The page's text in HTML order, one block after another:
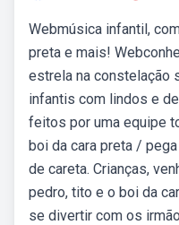
Webmúsica infantil,
preta e mais!
estrela na constelação
infantis com lindos e
feitos por uma equipe
boi da cara preta /
de careta. Crianças,
pedro, tito e o boi da
se divertir com os